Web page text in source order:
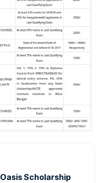
Oasis Scholarship